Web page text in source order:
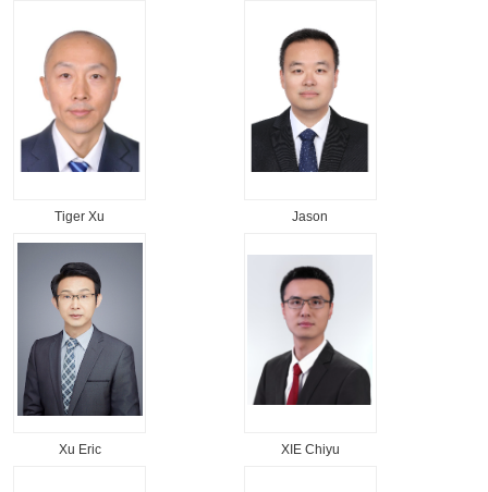
Tiger Xu Jason
Xu Eric XIE Chiyu